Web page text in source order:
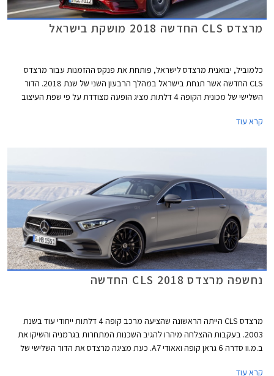
מרצדס CLS החדשה 2018 מושקת בישראל
כלמוביל, יבואנית מרצדס לישראל, פותחת את פנקס ההזמנות עבור מרצדס
CLS החדשה אשר תנחת בישראל במהלך הרבעון השני של שנת 2018. הדור
השלישי של מכונית הקופה 4 דלתות מציג הופעה מצודדת על פי שפת העיצוב
העתידיים.
קרא עוד
נחשפה מרצדס CLS 2018 החדשה
מרצדס CLS הייתה הראשונה שהציעה מרכב קופה 4 דלתות ייחודי עוד בשנת
2003. בעקבות ההצלחה מיהרו להגיב השכנות המתחרות בגרמניה והשיקו את
ב.מ.וו סדרה 6 גראן קופה ואאודי A7. כעת מציגה מרצדס את הדור השלישי של
קרא עוד